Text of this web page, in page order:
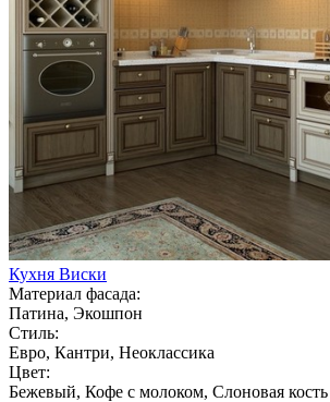
Кухня Виски
Материал фасада:
Патина, Экошпон
Стиль:
Евро, Кантри, Неоклассика
Цвет:
Бежевый, Кофе с молоком, Слоновая